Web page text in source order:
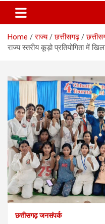
Home राज्य छत्तीसगढ़
राज्य स्तरीय कूड़ो प्रतियोगिता में
छत्तीसगढ़ जनसंपर्क